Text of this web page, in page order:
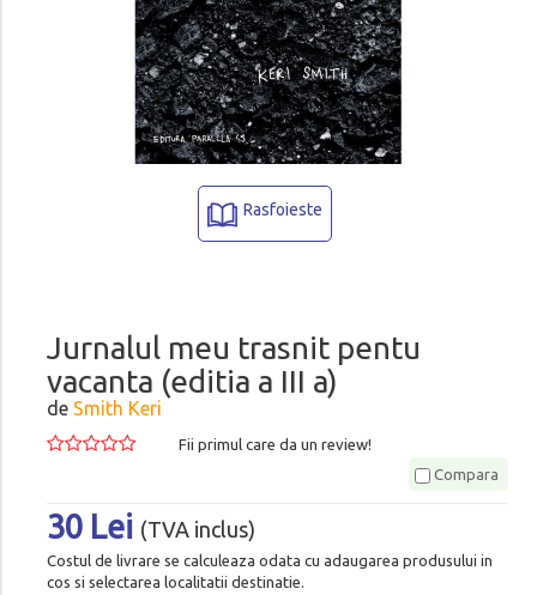
Rasfoieste
Jurnalul meu trasnit pentu
vacanta (editia a III a)
de Smith Keri
Fii primul care da un review!
Compara
30 Lei (TVA inclus)
Costul de livrare se calculeaza odata cu adaugarea produsului in
cos si selectarea localitatii destinatie.